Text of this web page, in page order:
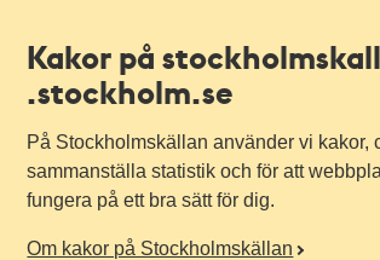
Kakor på
.stockholm.se
På Stockholmskällan använder vi kakor,
sammanställa statistik och för att
fungera på ett bra sätt för dig.
Om kakor på Stockholmskällan